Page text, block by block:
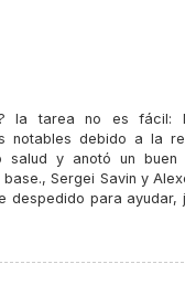
la tarea no es fácil:
notables debido a la
y anotó un buen
Sergei Savin y
despedido para ayudar,